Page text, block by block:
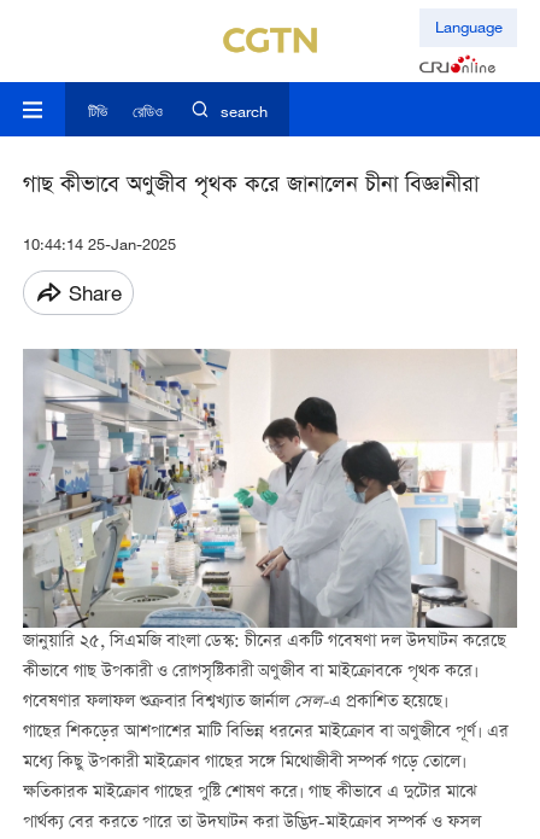
Language
টিভি রেডিও search
গাছ কীভাবে অণুজীব পৃথক করে জানালেন চীনা বিজ্ঞানীরা
10:44:14 25-Jan-2025
Share
জানুয়ারি ২৫,সিএমজি বাংলা ডেস্ক:চীনের একটি গবেষণা দল উদঘাটন করেছে
কীভাবে গাছ উপকারী ও রোগসৃষ্টিকারী অণুজীব বা মাইক্রোবকে পৃথক করে।
গবেষণার ফলাফল শুক্রবার বিশ্বখ্যাত জার্নালসেল-এ প্রকাশিত হয়েছে।
গাছের শিকড়ের আশপাশের মাটি বিভিন্ন ধরনের মাইক্রোব বা অণুজীবে পূর্ণ। এর
মধ্যে কিছু উপকারী মাইক্রোব গাছের সঙ্গে মিথোজীবী সম্পর্ক গড়ে তোলে।
ক্ষতিকারক মাইক্রোব গাছের পুষ্টি শোষণ করে। গাছ কীভাবে এ দুটোর মাঝে
পার্থক্য বের করতে পারে তা উদঘাটন করা উদ্ভিদ-মাইক্রোব সম্পর্ক ও ফসল